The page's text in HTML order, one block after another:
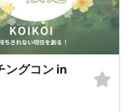
ングコン in